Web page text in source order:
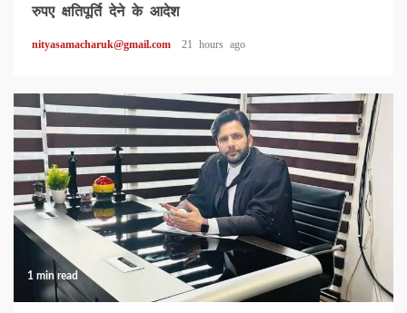
रुपए क्षतिपूर्ति देने के आदेश
nityasamacharuk@gmail.com 21 hours ago
1 min read